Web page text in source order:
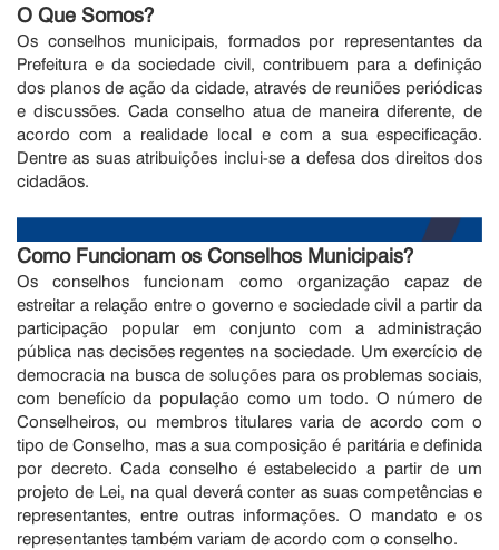
O Que Somos?
Os conselhos municipais, formados por representantes da
Prefeitura e da sociedade civil, contribuem para a definição
dos planos de ação da cidade, através de reuniões periódicas
e discussões. Cada conselho atua de maneira diferente, de
acordo com a realidade local e com a sua especificação.
Dentre as suas atribuições inclui-se a defesa dos direitos dos
cidadãos.
Como Funcionam os Conselhos Municipais?
Os conselhos funcionam como organização capaz de
estreitar a relação entre o governo e sociedade civil a partir da
participação popular em conjunto com a administração
pública nas decisões regentes na sociedade. Um exercício de
democracia na busca de soluções para os problemas sociais,
com benefício da população como um todo. O número de
Conselheiros, ou membros titulares varia de acordo com o
tipo de Conselho, mas a sua composição é paritária e definida
por decreto. Cada conselho é estabelecido a partir de um
projeto de Lei, na qual deverá conter as suas competências e
representantes, entre outras informações. O mandato e os
representantes também variam de acordo com o conselho.